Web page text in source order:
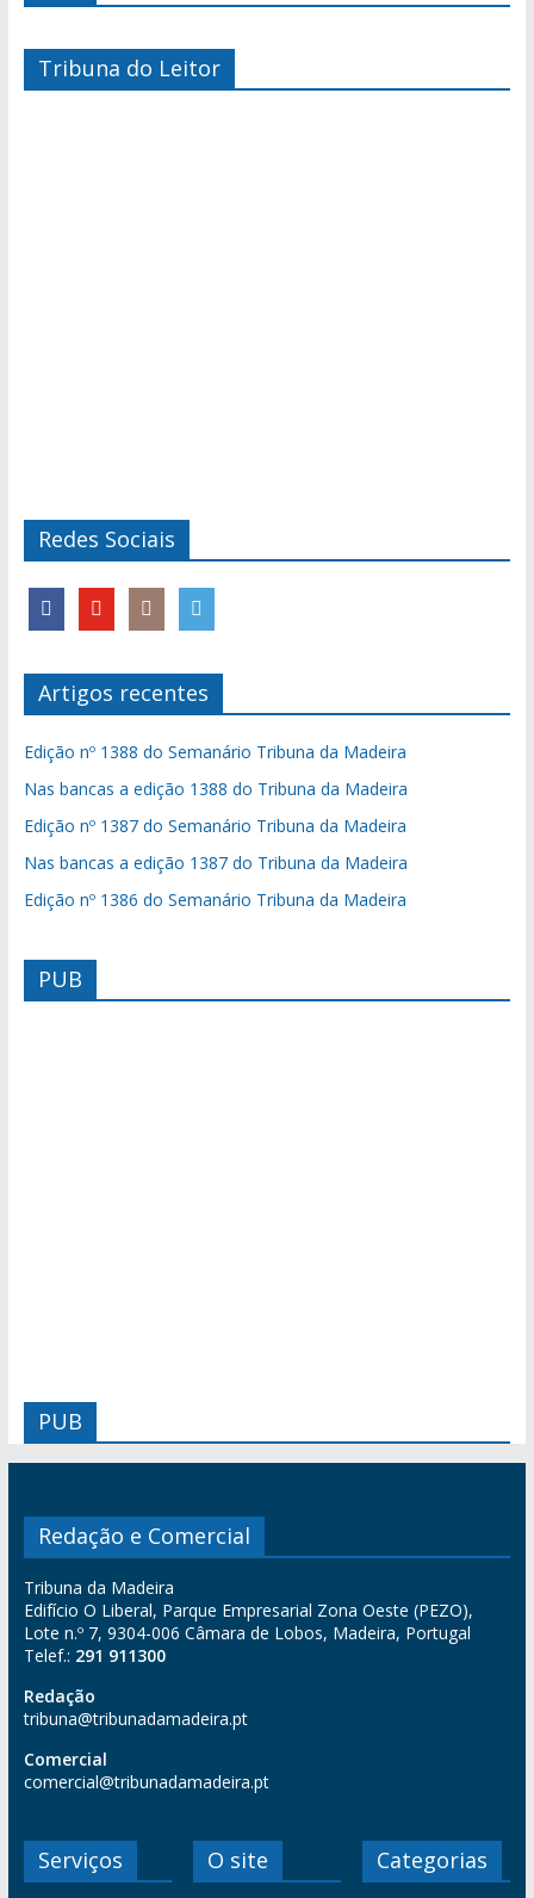
Tribuna do Leitor
Redes Sociais
Artigos recentes
Edição nº 1388 do Semanário Tribuna da Madeira
Nas bancas a edição 1388 do Tribuna da Madeira
Edição nº 1387 do Semanário Tribuna da Madeira
Nas bancas a edição 1387 do Tribuna da Madeira
Edição nº 1386 do Semanário Tribuna da Madeira
PUB
PUB
Redação e Comercial
Tribuna da Madeira
Edifício O Liberal, Parque Empresarial Zona Oeste (PEZO),
Lote n.º 7, 9304-006 Câmara de Lobos, Madeira, Portugal
Telef.: 291 911300
Redação
tribuna@tribunadamadeira.pt
Comercial
comercial@tribunadamadeira.pt
Serviços O site Categorias